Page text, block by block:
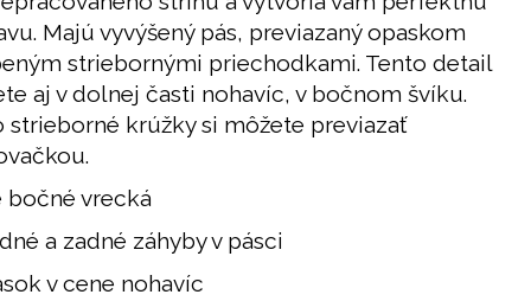
Majú vyvýšený pás, previazaný opaskom
striebornými priechodkami. Tento detail
aj v dolnej časti nohavíc, v bočnom švíku.
strieborné krúžky si môžete previazať
bočné vrecká
a zadné záhyby v pásci
v cene nohavíc